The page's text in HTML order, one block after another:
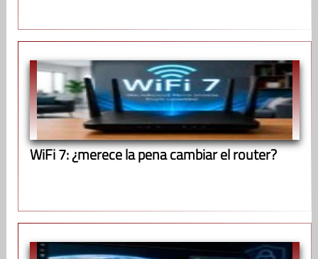
WiFi 7: ¿merece la pena cambiar el router?